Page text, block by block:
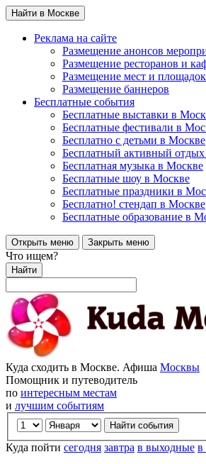
Найти в Москве
Реклама на сайте
Размещение анонсов
Размещение ресторанов и
Размещение мест и площадок
Размещение баннеров
Бесплатные события
Бесплатные выставки в
Бесплатные фестивали в
Бесплатно с детьми в Москве
Бесплатный активный
Бесплатная музыка в Москве
Бесплатные шоу в Москве
Бесплатные праздники в
Бесплатно! стендап в Москве
Бесплатные образование в
Открыть меню Закрыть меню
Что ищем?
Найти
Куда сходить в Москве. Афиша Москвы
Помощник и путеводитель
по интересным местам
и лучшим событиям
Куда пойти сегодня завтра в выходные в